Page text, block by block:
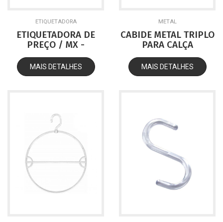
ETIQUETADORA
ETIQUETADORA DE
PREÇO / MX -
5500EOS
MAIS DETALHES
METAL
CABIDE METAL TRIPLO
PARA CALÇA
MAIS DETALHES